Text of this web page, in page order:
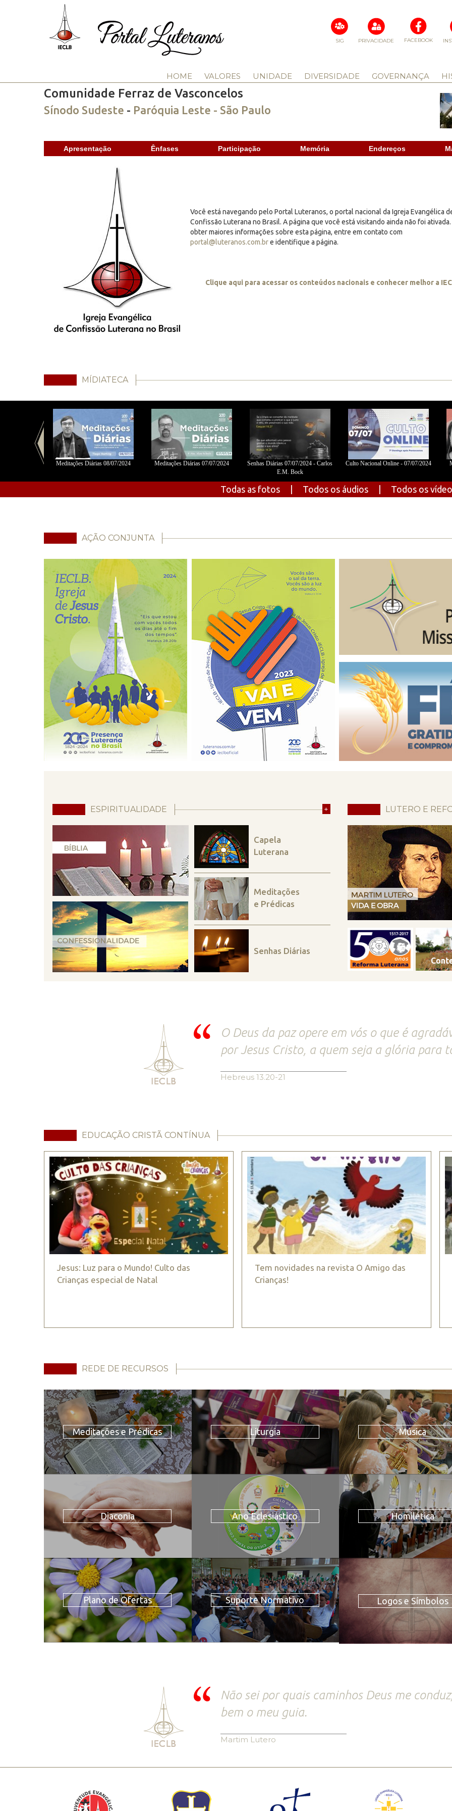
FACEBOOK
PRIVACIDADE
SIG
HOME VALORES UNIDADE DIVERSIDADE GOVERNANÇA
Comunidade Ferraz de Vasconcelos
Sínodo Sudeste - Paróquia Leste - São Paulo
Apresentação Ênfases Participação Memória Endereços
Você está navegando pelo Portal Luteranos, o portal nacional da Igreja Evangélica
Confissão Luterana no Brasil. A página que você está visitando ainda não foi ativada.
obter maiores informações sobre esta página, entre em contato com
portal@luteranos.com.bre identifique a página.
Clique aqui para acessar os conteúdos nacionais e conhecer melhor a
MÍDIATECA
Meditações Diárias 08/07/2024 Meditações Diárias 07/07/2024
Senhas Diárias 07/07/2024 - Carlos
E.M. Bock
Culto Nacional Online - 07/07/2024
Todas as fotos Todos os áudios Todos os
AÇÃO CONJUNTA
ESPIRITUALIDADE +
Capela
Luterana
Meditações
e Prédicas
Senhas Diárias
LUTERO E
O Deus da paz opere em vós o que é
por Jesus Cristo, a quem seja a glória para
Hebreus 13.20-21
EDUCAÇÃO CRISTÃ CONTÍNUA
Jesus: Luz para o Mundo! Culto das
Crianças especial de Natal
Tem novidades na revista O Amigo das
Crianças!
REDE DE RECURSOS
Meditações e Prédicas Liturgia Música
Diaconia Ano Eclesiástico Homilética
Plano de Ofertas Suporte Normativo Logos e Símbolos
Não sei por quais caminhos Deus me
bem o meu guia.
Martim Lutero